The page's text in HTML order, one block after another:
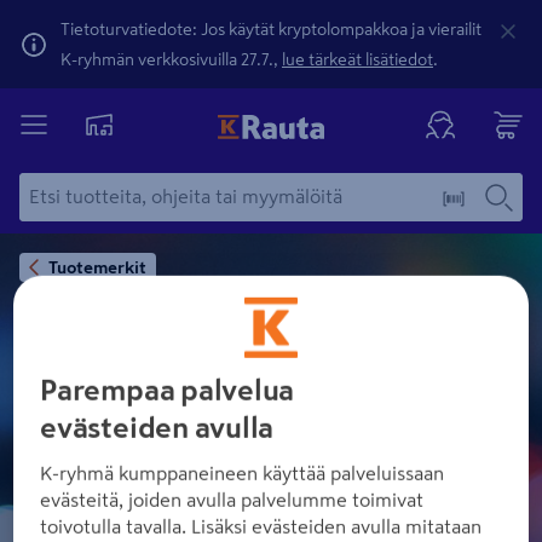
Tietoturvatiedote: Jos käytät kryptolompakkoa ja vierailit
K-ryhmän verkkosivuilla 27.7., lue tärkeät lisätiedot.
Tuotemerkit
FINNSEMENTTI
Parempaa palvelua
evästeiden avulla
K-ryhmä kumppaneineen käyttää palveluissaan
evästeitä, joiden avulla palvelumme toimivat
toivotulla tavalla. Lisäksi evästeiden avulla mitataan